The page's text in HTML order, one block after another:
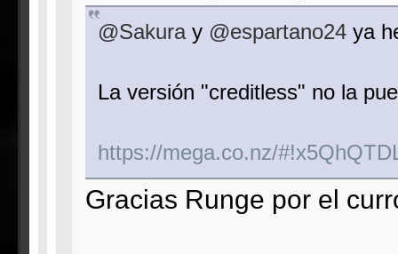
@Sakuray @espartano24ya
La versión "creditless" no la
https://mega.co.nz/
Gracias Runge por el